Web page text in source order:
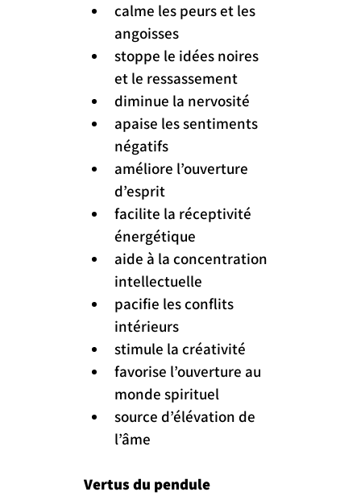
calme les peurs et les
angoisses
stoppe le idées noires
et le ressassement
diminue la nervosité
apaise les sentiments
négatifs
améliore l’ouverture
d’esprit
facilite la réceptivité
énergétique
aide à la concentration
intellectuelle
pacifie les conflits
intérieurs
stimule la créativité
favorise l’ouverture au
monde spirituel
source d’élévation de
l’âme
Vertus du pendule